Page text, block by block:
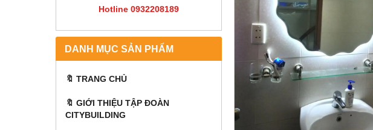
Hotline 0932208189
DANH MỤC SẢN PHẨM
🔖 TRANG CHỦ
🔖 GIỚI THIỆU TẬP ĐOÀN
CITYBUILDING